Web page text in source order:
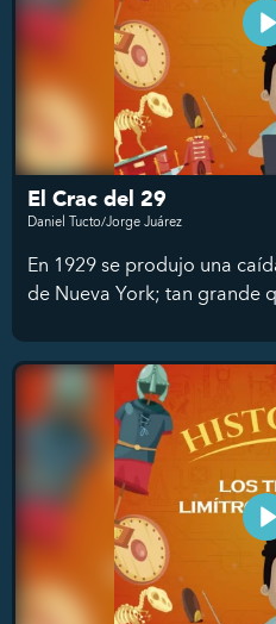
El Crac del 29
Daniel Tucto/Jorge Juárez
En 1929 se produjo una
de Nueva York; tan grande